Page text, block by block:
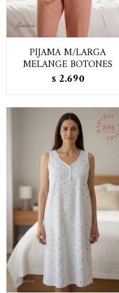
PIJAMA M/LARGA
MELANGE BOTONES
$ 2.690